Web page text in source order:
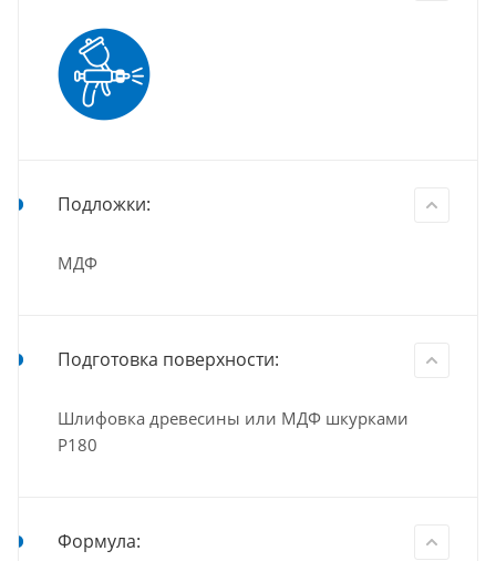
Подложки:
МДФ
Подготовка поверхности:
Шлифовка древесины или МДФ шкурками
Р180
Формула: